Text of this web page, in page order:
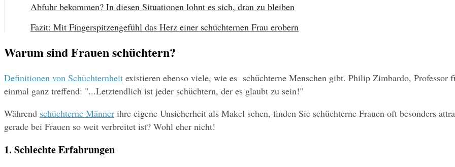
Abfuhr bekommen? In diesen Situationen lohnt es sich, dran zu bleiben
Fazit: Mit Fingerspitzengefühl das Herz einer schüchternen Frau erobern
Warum sind Frauen schüchtern?
Definitionen von Schüchternheit existieren ebenso viele, wie es  schüchterne Menschen gibt. Philip Zimbardo,
einmal ganz treffend: "...Letztendlich ist jeder schüchtern, der es glaubt zu sein!"
Während schüchterne Männer ihre eigene Unsicherheit als Makel sehen, finden Sie schüchterne Frauen oft besonders
gerade bei Frauen so weit verbreitet ist? Wohl eher nicht!
1. Schlechte Erfahrungen